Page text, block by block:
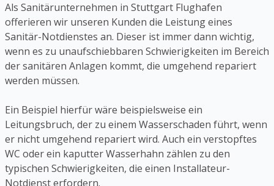
Als Sanitärunternehmen in Stuttgart Flughafen
offerieren wir unseren Kunden die Leistung eines
Sanitär-Notdienstes an. Dieser ist immer dann wichtig,
wenn es zu unaufschiebbaren Schwierigkeiten im Bereich
der sanitären Anlagen kommt, die umgehend repariert
werden müssen.
Ein Beispiel hierfür wäre beispielsweise ein
Leitungsbruch, der zu einem Wasserschaden führt, wenn
er nicht umgehend repariert wird. Auch ein verstopftes
WC oder ein kaputter Wasserhahn zählen zu den
typischen Schwierigkeiten, die einen Installateur-
Notdienst erfordern.